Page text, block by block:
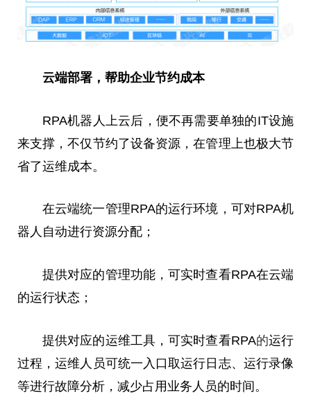
云端部署，帮助企业节约成本
RPA机器人上云后，便不再需要单独的IT设施
来支撑，不仅节约了设备资源，在管理上也极大节
省了运维成本。
在云端统一管理RPA的运行环境，可对RPA机
器人自动进行资源分配；
提供对应的管理功能，可实时查看RPA在云端
的运行状态；
提供对应的运维工具，可实时查看RPA的运行
过程，运维人员可统一入口取运行日志、运行录像
等进行故障分析，减少占用业务人员的时间。